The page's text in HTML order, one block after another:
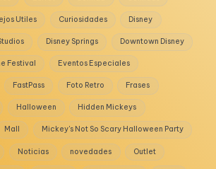
Utiles Curiosidades Disney
Disney Springs Downtown Disney
Festival Eventos Especiales
FastPass Foto Retro Frases
Halloween Hidden Mickeys
Mall Mickey's Not So Scary Halloween Party
Noticias novedades Outlet